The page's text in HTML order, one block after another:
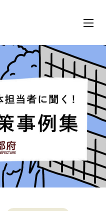
toggle